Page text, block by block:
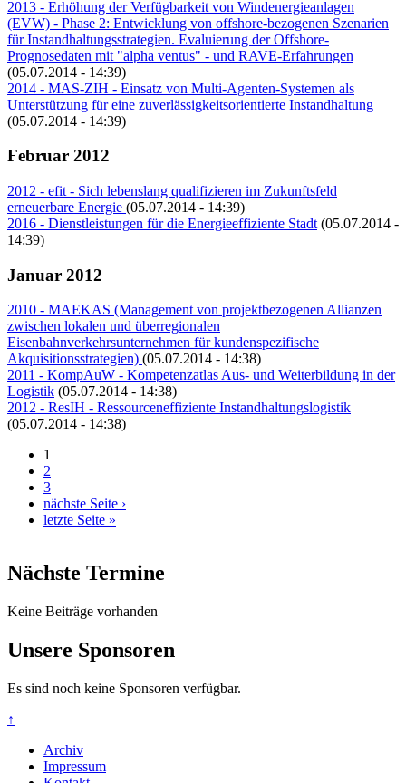
2013 - Erhöhung der Verfügbarkeit von Windenergieanlagen
(EVW) - Phase 2: Entwicklung von offshore-bezogenen Szenarien
für Instandhaltungsstrategien. Evaluierung der Offshore-
Prognosedaten mit "alpha ventus" - und RAVE-Erfahrungen
(05.07.2014 - 14:39)
2014 - MAS-ZIH - Einsatz von Multi-Agenten-Systemen als
Unterstützung für eine zuverlässigkeitsorientierte Instandhaltung
(05.07.2014 - 14:39)
Februar 2012
2012 - efit - Sich lebenslang qualifizieren im Zukunftsfeld
erneuerbare Energie (05.07.2014 - 14:39)
2016 - Dienstleistungen für die Energieeffiziente Stadt (05.07.2014 -
14:39)
Januar 2012
2010 - MAEKAS (Management von projektbezogenen Allianzen
zwischen lokalen und überregionalen
Eisenbahnverkehrsunternehmen für kundenspezifische
Akquisitionsstrategien) (05.07.2014 - 14:38)
2011 - KompAuW - Kompetenzatlas Aus- und Weiterbildung in der
Logistik (05.07.2014 - 14:38)
2012 - ResIH - Ressourceneffiziente Instandhaltungslogistik
(05.07.2014 - 14:38)
Seiten
1
2
3
nächste Seite ›
letzte Seite »
Nächste Termine
Keine Beiträge vorhanden
Unsere Sponsoren
Es sind noch keine Sponsoren verfügbar.
↑
Archiv
Impressum